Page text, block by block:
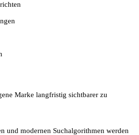
Marke langfristig sichtbarer zu
und modernen Suchalgorithmen werden